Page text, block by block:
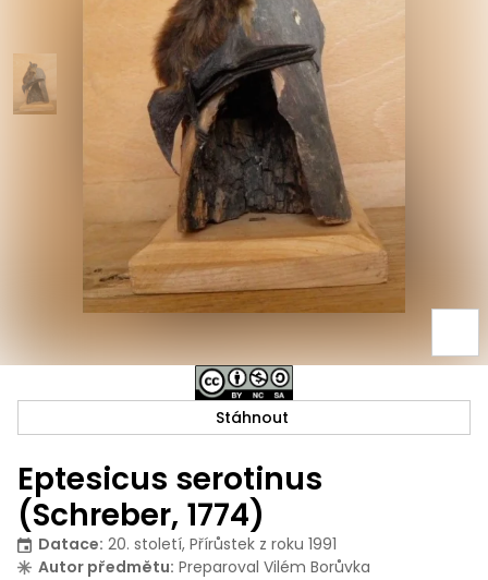
Eptesicus serotinus
(Schreber, 1774)
Datace: 20. století, Přírůstek z roku 1991
Autor předmětu: Preparoval Vilém Borůvka
Stáhnout